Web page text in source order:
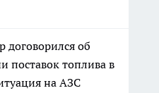
договорился об
поставок топлива в
на АЗС